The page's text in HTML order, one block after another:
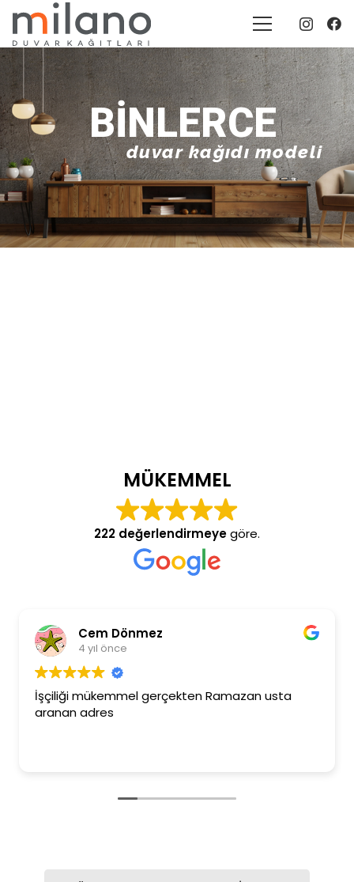
BINLERCE
duvar kağıdı modeli
MÜKEMMEL
222 değerlendirmeyegöre.
Cem Dönmez
4 yıl önce
İşçiliği mükemmel gerçekten Ramazan usta
aranan adres